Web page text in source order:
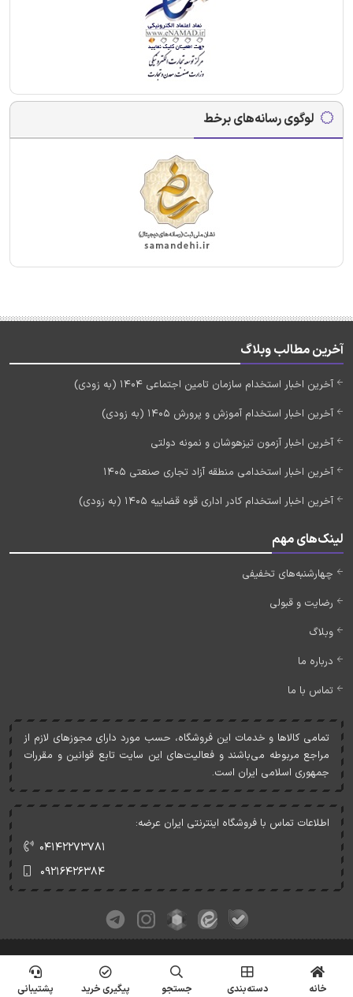
لوگوی رسانه‌های برخط
آخرین مطالب وبلاگ
آخرین اخبار استخدام سازمان تامین اجتماعی 1404 (به زودی)
آخرین اخبار استخدام آموزش و پرورش 1405 (به زودی)
آخرین اخبار آزمون تیزهوشان و نمونه دولتی
آخرین اخبار استخدامی منطقه آزاد تجاری صنعتی 1405
آخرین اخبار استخدام کادر اداری قوه قضاییه 1405 (به زودی)
لینک‌های مهم
چهارشنبه‌های تخفیفی
رضایت و قبولی
وبلاگ
درباره ما
تماس با ما
تمامی کالاها و خدمات اين فروشگاه، حسب مورد دارای مجوزهای لازم از
مراجع مربوطه می‌باشند و فعاليت‌های اين سايت تابع قوانين و مقررات
جمهوری اسلامی ايران است.
اطلاعات تماس با فروشگاه اینترنتی ایران عرضه:
۰۴۱۴۲۲۷۳۷۸۱
۰۹۲۱۶۴۲۶۳۸۴
خانه دسته‌بندی جستجو پیگیری خرید پشتیبانی